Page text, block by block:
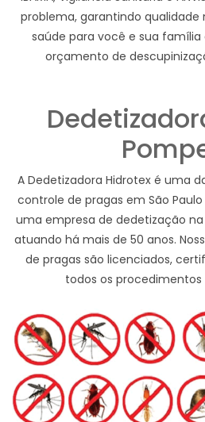
problema, garantindo qualidade
saúde para você e sua
orçamento de
A Dedetizadora Hidrotex é uma
controle de pragas em São
uma empresa de dedetização
atuando há mais de 50 anos.
de pragas são licenciados,
todos os